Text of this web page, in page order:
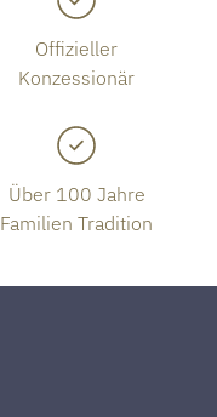
Offizieller
Konzessionär
Über 100 Jahre
Familien Tradition